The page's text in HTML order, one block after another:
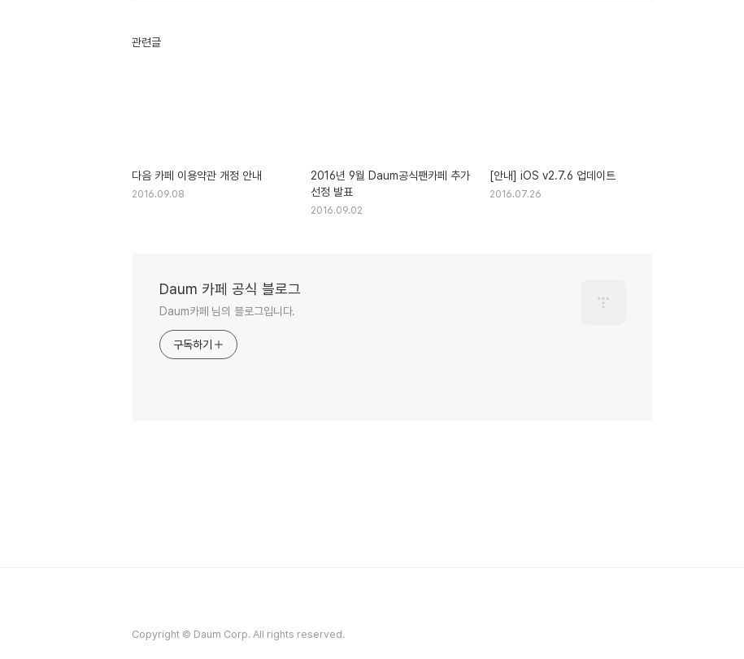
관련글
다음 카페 이용약관 개정 안내
2016.09.08
2016년 9월 Daum공식팬카페 추가
선정 발표
2016.09.02
[안내] iOS v2.7.6 업데이트
2016.07.26
Daum 카페 공식 블로그
Daum카페 님의 블로그입니다.
구독하기
Copyright © Daum Corp. All rights reserved.